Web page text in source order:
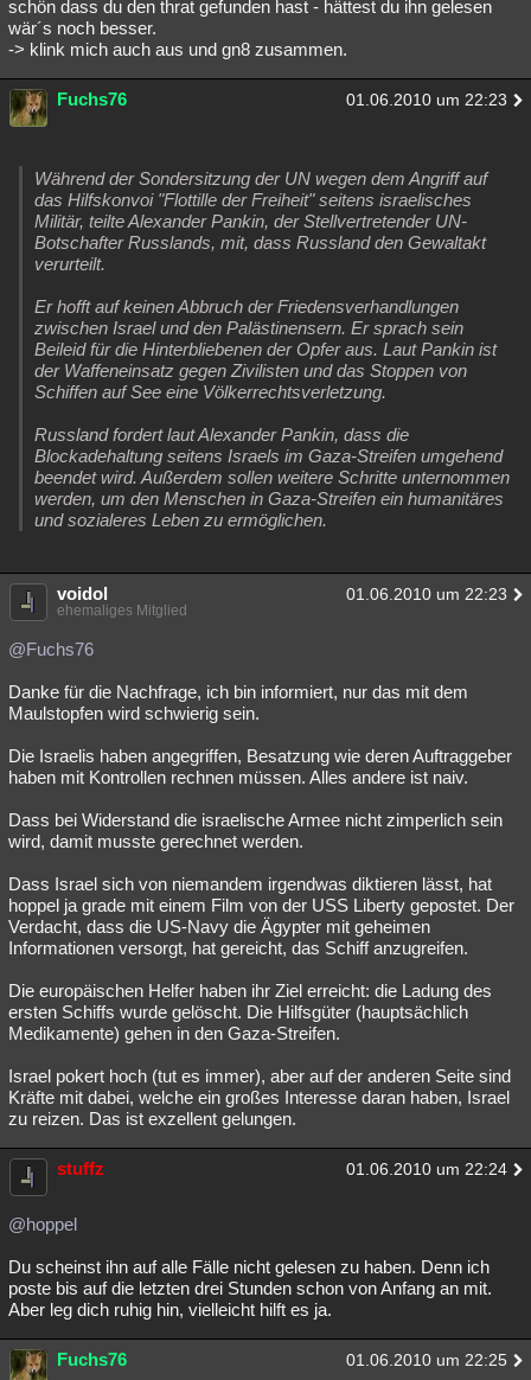
schön dass du den thrat gefunden hast - hättest du ihn gelesen
wär´s noch besser.
-> klink mich auch aus und gn8 zusammen.
Fuchs76 01.06.2010 um 22:23
Während der Sondersitzung der UN wegen dem Angriff auf
das Hilfskonvoi "Flottille der Freiheit" seitens israelisches
Militär, teilte Alexander Pankin, der Stellvertretender UN-
Botschafter Russlands, mit, dass Russland den Gewaltakt
verurteilt.
Er hofft auf keinen Abbruch der Friedensverhandlungen
zwischen Israel und den Palästinensern. Er sprach sein
Beileid für die Hinterbliebenen der Opfer aus. Laut Pankin ist
der Waffeneinsatz gegen Zivilisten und das Stoppen von
Schiffen auf See eine Völkerrechtsverletzung.
Russland fordert laut Alexander Pankin, dass die
Blockadehaltung seitens Israels im Gaza-Streifen umgehend
beendet wird. Außerdem sollen weitere Schritte unternommen
werden, um den Menschen in Gaza-Streifen ein humanitäres
und sozialeres Leben zu ermöglichen.
voidol 01.06.2010 um 22:23
ehemaliges Mitglied
@Fuchs76
Danke für die Nachfrage, ich bin informiert, nur das mit dem
Maulstopfen wird schwierig sein.
Die Israelis haben angegriffen, Besatzung wie deren Auftraggeber
haben mit Kontrollen rechnen müssen. Alles andere ist naiv.
Dass bei Widerstand die israelische Armee nicht zimperlich sein
wird, damit musste gerechnet werden.
Dass Israel sich von niemandem irgendwas diktieren lässt, hat
hoppel ja grade mit einem Film von der USS Liberty gepostet. Der
Verdacht, dass die US-Navy die Ägypter mit geheimen
Informationen versorgt, hat gereicht, das Schiff anzugreifen.
Die europäischen Helfer haben ihr Ziel erreicht: die Ladung des
ersten Schiffs wurde gelöscht. Die Hilfsgüter (hauptsächlich
Medikamente) gehen in den Gaza-Streifen.
Israel pokert hoch (tut es immer), aber auf der anderen Seite sind
Kräfte mit dabei, welche ein großes Interesse daran haben, Israel
zu reizen. Das ist exzellent gelungen.
stuffz 01.06.2010 um 22:24
@hoppel
Du scheinst ihn auf alle Fälle nicht gelesen zu haben. Denn ich
poste bis auf die letzten drei Stunden schon von Anfang an mit.
Aber leg dich ruhig hin, vielleicht hilft es ja.
Fuchs76 01.06.2010 um 22:25